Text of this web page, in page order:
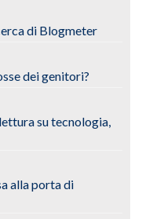
di Blogmeter
dei genitori?
su tecnologia,
alla porta di